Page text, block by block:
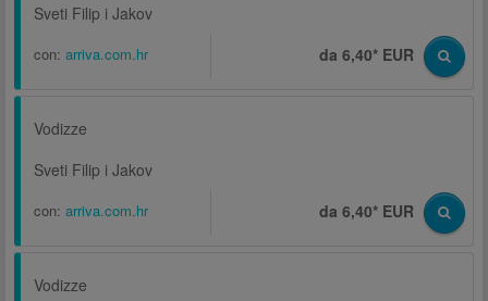
Sveti Filip i Jakov
con: arriva.com.hr da 6,40* EUR
Vodizze
Sveti Filip i Jakov
con: arriva.com.hr da 6,40* EUR
Vodizze